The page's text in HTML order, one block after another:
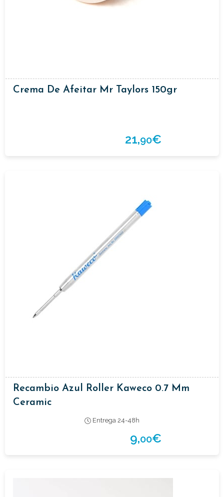
Crema De Afeitar Mr Taylors 150gr
21,90€
Recambio Azul Roller Kaweco 0.7 Mm
Ceramic
Entrega 24-48h
9,00€